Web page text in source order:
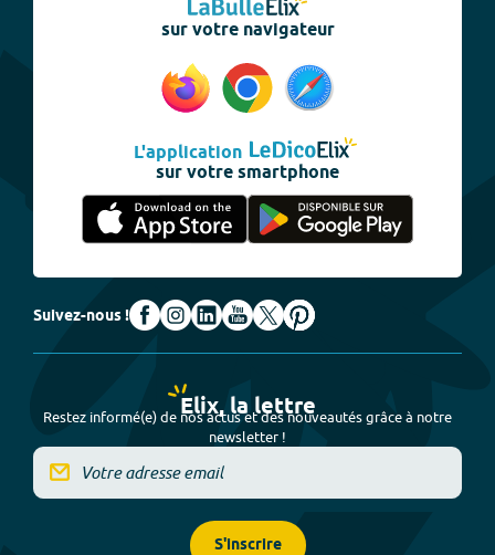
sur votre navigateur
L'application
sur votre smartphone
Suivez-nous !
Elix, la lettre
Restez informé(e) de nos actus et des nouveautés grâce à notre
newsletter !
S'inscrire